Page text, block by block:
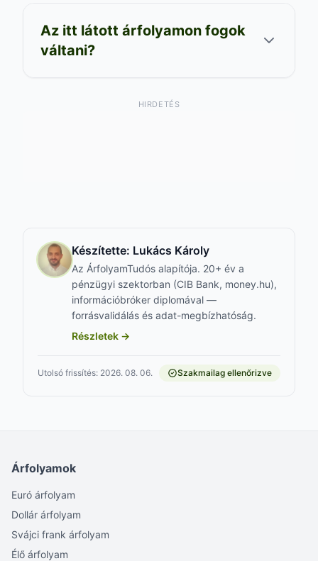
Az itt látott árfolyamon fogok
váltani?
HIRDETÉS
Készítette: Lukács Károly
Az ÁrfolyamTudós alapítója. 20+ év a
pénzügyi szektorban (CIB Bank, money.hu),
információbróker diplomával —
forrásvalidálás és adat-megbízhatóság.
Részletek →
Utolsó frissítés: 2026. 08. 06. Szakmailag ellenőrizve
Árfolyamok
Euró árfolyam
Dollár árfolyam
Svájci frank árfolyam
Élő árfolyam